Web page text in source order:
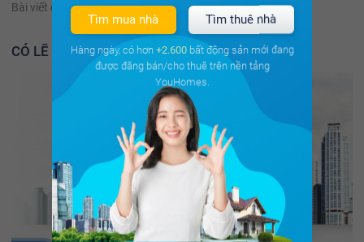
Bài viết có hữu ích không? Có Không
CÓ LẼ BẠN NÊN ĐỌC THÊM
Tìm mua nhà Tìm thuê nhà
Hàng ngày, có hơn +2.600bất động sản mới đang
được đăng bán/cho thuê trên nền tảng
YouHomes.